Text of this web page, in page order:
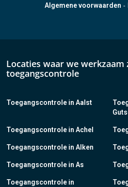
Algemene voorwaarden -
Locaties waar we werkzaam
toegangscontrole
Toegangscontrole in Aalst
Toegangscontrole in Achel
Toegangscontrole in Alken
Toegangscontrole in As
Toegangscontrole in